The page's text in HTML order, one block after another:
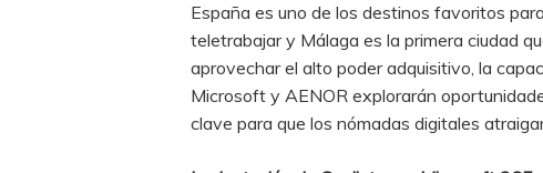
España es uno de los destinos favoritos
teletrabajar y Málaga es la primera ciudad
aprovechar el alto poder adquisitivo, la
Microsoft y AENOR explorarán
clave para que los nómadas digitales